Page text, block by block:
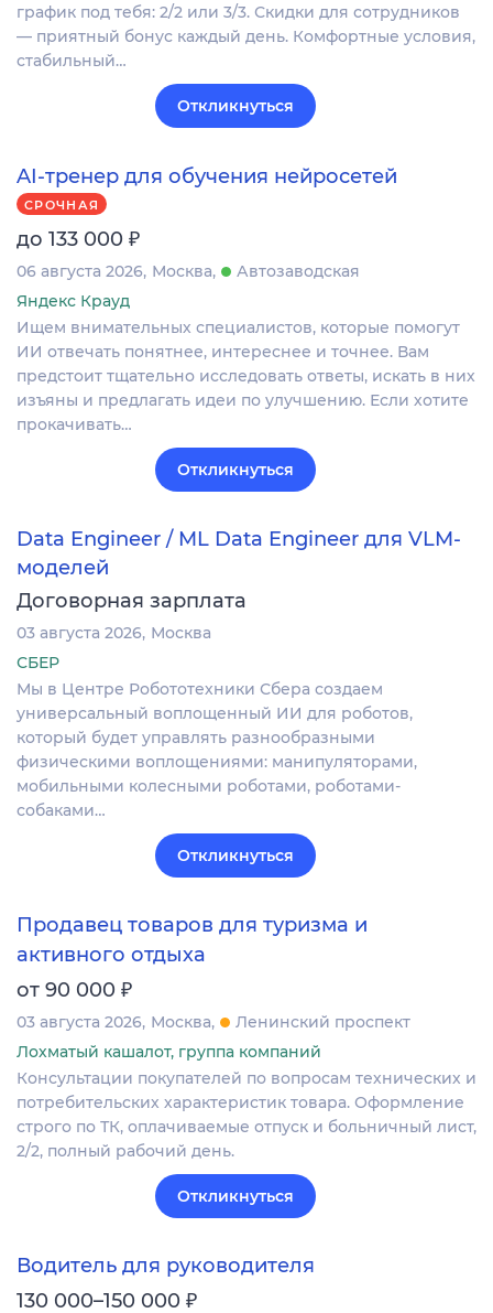
график под тебя: 2/2 или 3/3. Скидки для сотрудников
— приятный бонус каждый день. Комфортные условия,
стабильный…
Откликнуться
AI-тренер для обучения нейросетей
СРОЧНАЯ
до 133 000 ₽
06 августа 2026 Москва
Автозаводская
Яндекс Крауд
Ищем внимательных специалистов, которые помогут
ИИ отвечать понятнее, интереснее и точнее. Вам
предстоит тщательно исследовать ответы, искать в них
изъяны и предлагать идеи по улучшению. Если хотите
прокачивать…
Откликнуться
Data Engineer / ML Data Engineer для VLM-
моделей
Договорная зарплата
03 августа 2026 Москва
СБЕР
Мы в Центре Робототехники Сбера создаем
универсальный воплощенный ИИ для роботов,
который будет управлять разнообразными
физическими воплощениями: манипуляторами,
мобильными колесными роботами, роботами-
собаками…
Откликнуться
Продавец товаров для туризма и
активного отдыха
от 90 000 ₽
03 августа 2026 Москва
Ленинский проспект
Лохматый кашалот, группа компаний
Консультации покупателей по вопросам технических и
потребительских характеристик товара. Оформление
строго по ТК, оплачиваемые отпуск и больничный лист,
2/2, полный рабочий день.
Откликнуться
Водитель для руководителя
130 000–150 000 ₽